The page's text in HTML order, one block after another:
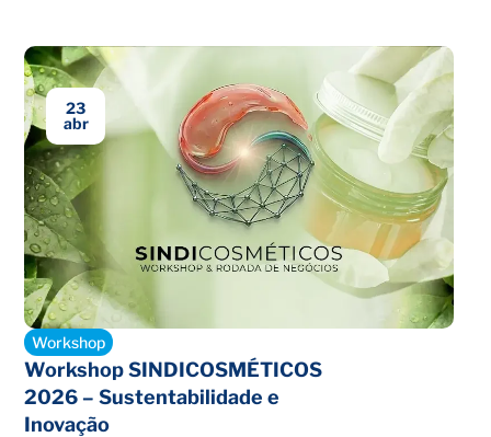
23
abr
Workshop
Workshop SINDICOSMÉTICOS
2026 – Sustentabilidade e
Inovação